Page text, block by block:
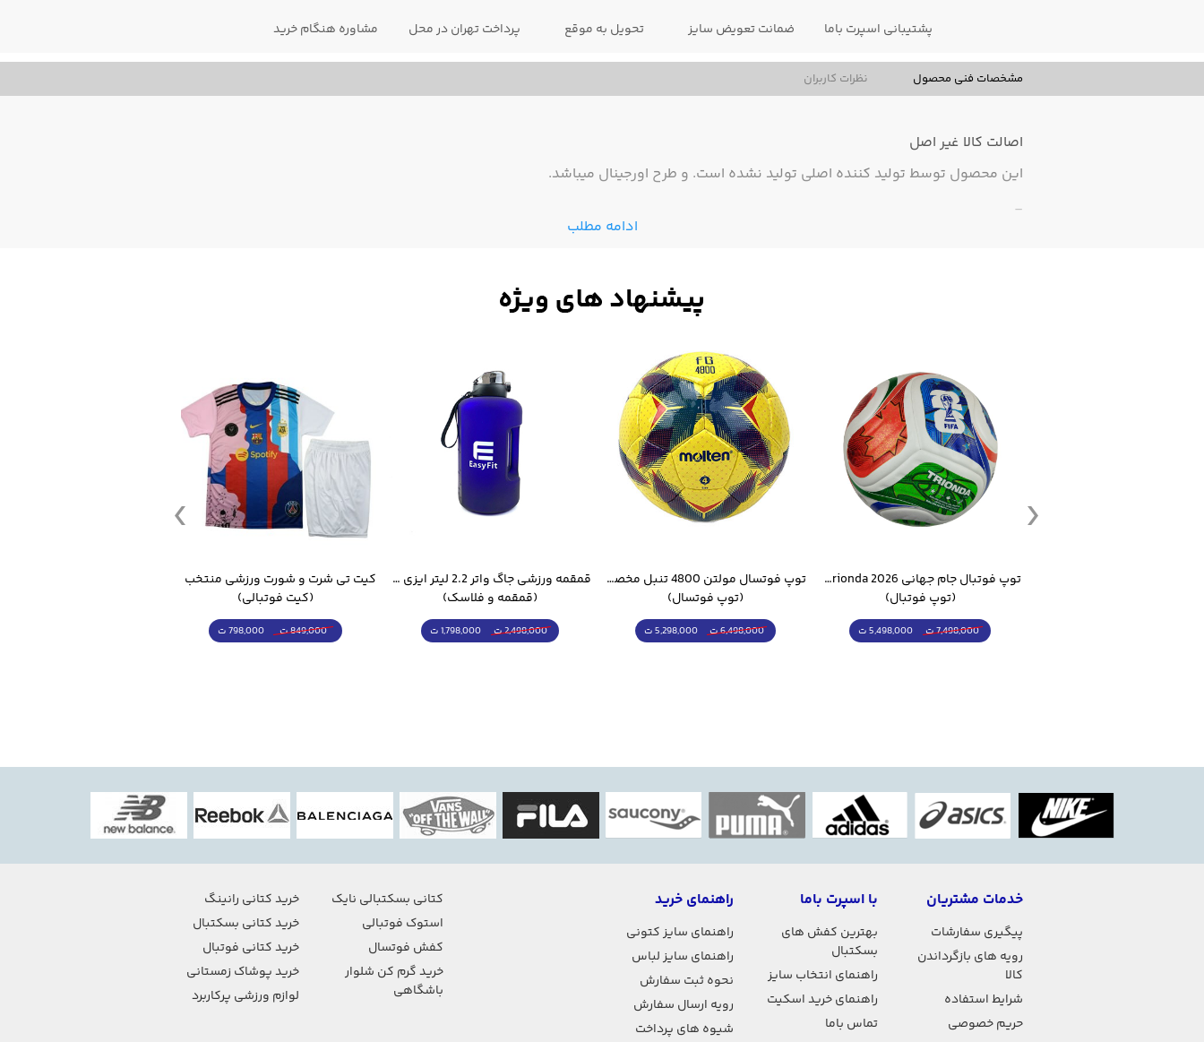
پشتیبانی اسپرت باما ضمانت تعویض سایز تحویل به موقع پرداخت تهران در محل مشاوره هنگام خرید
مشخصات فنی محصول نظرات کاربران
اصالت کالا غیر اصل
این محصول توسط تولید کننده اصلی تولید نشده است. و طرح اورجینال میباشد.
-
ادامه مطلب
توپ فوتبال جام جهانی 2026 Trionda مشابه اورجینال
(توپ فوتبال)
7,498,000 ت 5,498,000 ت
توپ فوتسال مولتن 4800 تنبل مخصوص سالن
(توپ فوتسال)
6,498,000 ت 5,298,000 ت
قمقمه ورزشی جاگ واتر 2.2 لیتر ایزی فیت
(قمقمه و فلاسک)
2,498,000 ت 1,798,000 ت
(کیت فوتبالی)
849,000 ت 798,000 ت
خدمات مشتریان
پیگیری سفارشات
رویه های بازگرداندن
کالا
شرایط استفاده
حریم خصوصی
با اسپرت باما
بهترین کفش های
بسکتبال
راهنمای انتخاب سایز
راهنمای خرید اسکیت
تماس باما
راهنمای خرید
راهنمای سایز کتونی
راهنمای سایز لباس
نحوه ثبت سفارش
رویه ارسال سفارش
شیوه های پرداخت
کتانی بسکتبالی نایک
استوک فوتبالی
کفش فوتسال
خرید گرم کن شلوار
باشگاهی
خرید کتانی رانینگ
خرید کتانی بسکتبال
خرید کتانی فوتبال
خرید پوشاک زمستانی
لوازم ورزشی پرکاربرد